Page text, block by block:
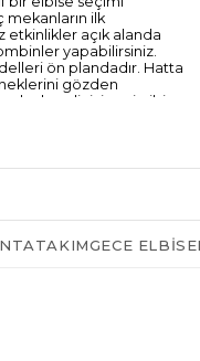
mekanların ilk
etkinlikler açık alanda
yapabilirsiniz.
ön plandadır. Hatta
gözden
kendinizi peri gibi
Bu noktada özel
yapılan davetlerde
Bu sayede romantik bir
Tarzınızı
TAKIMGECE